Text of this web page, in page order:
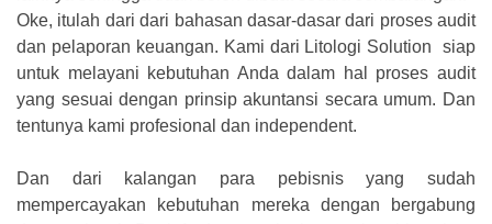
Oke, itulah dari dari bahasan dasar-dasar dari proses audit
dan pelaporan keuangan. Kami dari Litologi Solution siap
untuk melayani kebutuhan Anda dalam hal proses audit
yang sesuai dengan prinsip akuntansi secara umum. Dan
tentunya kami profesional dan independent.
Dan dari kalangan para pebisnis yang sudah
mempercayakan kebutuhan mereka dengan bergabung